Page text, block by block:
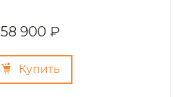
58 900 ₽
Купить